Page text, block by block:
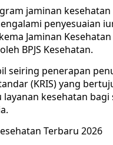
jaminan
penyesuaian
Jaminan
BPJS Kesehatan.
seiring penerapan
(KRIS) yang
kesehatan bagi
Terbaru 2026